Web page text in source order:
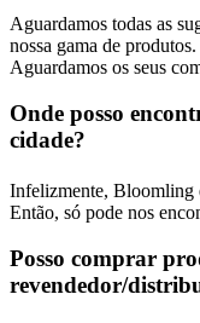
Aguardamos todas as
nossa gama de
Aguardamos os seus
Onde posso
cidade?
Infelizmente, Bloomling
Então, só pode nos
Posso comprar
revendedor/